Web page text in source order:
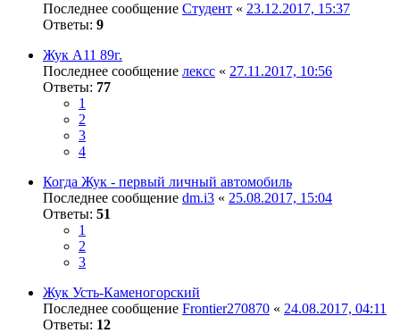
Последнее сообщение Студент « 23.12.2017, 15:37
Ответы: 9
Жук А11 89г.
Последнее сообщение лексс « 27.11.2017, 10:56
Ответы: 77
1
2
3
4
Когда Жук - первый личный автомобиль
Последнее сообщение dm.i3 « 25.08.2017, 15:04
Ответы: 51
1
2
3
Жук Усть-Каменогорский
Последнее сообщение Frontier270870 « 24.08.2017, 04:11
Ответы: 12